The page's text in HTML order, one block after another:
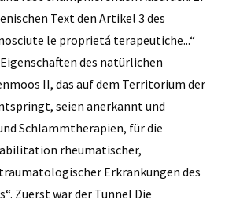
Text den Artikel 3 des
le proprietá terapeutiche...“
des natürlichen
II, das auf dem Territorium der
seien anerkannt und
Schlammtherapien, für die
rheumatischer,
Erkrankungen des
Zuerst war der Tunnel Die